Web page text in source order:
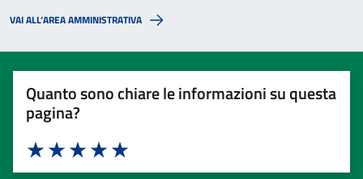
VAI ALL’AREA AMMINISTRATIVA
Quanto sono chiare le informazioni su questa
pagina?
Valuta 5 stelle su 5
Valuta 4 stelle su 5
Valuta 3 stelle su 5
Valuta 2 stelle su 5
Valuta 1 stelle su 5